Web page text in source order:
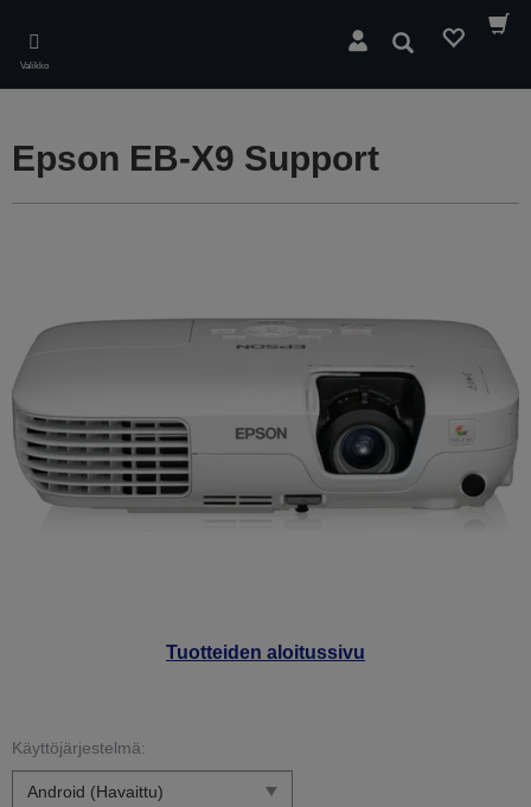
main
content
Valikko
Hae
Tuotteiden aloitussivu
Epson EB-X9 Support
Käyttöjärjestelmä: